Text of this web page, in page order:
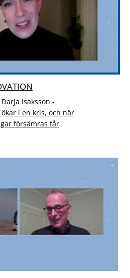
Isaksson -
i en kris, och när
försämras får